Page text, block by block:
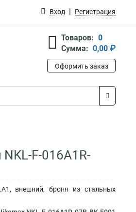
Вход Регистрация
Товаров: 0
Сумма: 0,00 ₽
Оформить заказ
F-016A1R-
внешний, броня из стальных